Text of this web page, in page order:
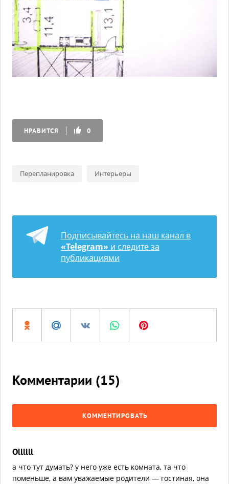
НРАВИТСЯ 0
Перепланировка Интерьеры
Подписывайтесь на наш канал в
«Telegram» и следите за
публикациями
Комментарии (15)
КОММЕНТИРОВАТЬ
Ollllll
а что тут думать? у него уже есть комната, та что
поменьше, а вам уважаемые родители — гостиная, она